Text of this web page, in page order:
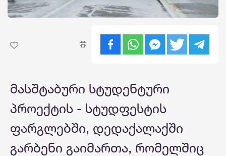
მასშტაბური სტუდენტური
პროექტის - სტუდფესტის
ფარგლებში, დედაქალაქში
გარბენი გაიმართა, რომელშიც